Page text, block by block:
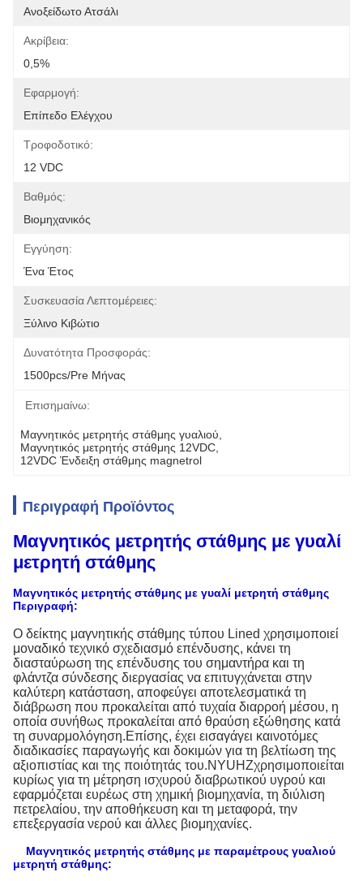
Ανοξείδωτο Ατσάλι
Ακρίβεια:
0,5%
Εφαρμογή:
Επίπεδο Ελέγχου
Τροφοδοτικό:
12 VDC
Βαθμός:
Βιομηχανικός
Εγγύηση:
Ένα Έτος
Συσκευασία Λεπτομέρειες:
Ξύλινο Κιβώτιο
Δυνατότητα Προσφοράς:
1500pcs/pre Μήνας
Επισημαίνω:
Μαγνητικός μετρητής στάθμης γυαλιού
Μαγνητικός μετρητής στάθμης 12VDC
12VDC Ένδειξη στάθμης magnetrol
Περιγραφή Προϊόντος
Μαγνητικός μετρητής στάθμης με γυαλί
μετρητή στάθμης
Μαγνητικός μετρητής στάθμης με γυαλί μετρητή στάθμης
Περιγραφή:
Ο δείκτης μαγνητικής στάθμης τύπου Lined χρησιμοποιεί
μοναδικό τεχνικό σχεδιασμό επένδυσης, κάνει τη
διασταύρωση της επένδυσης του σημαντήρα και τη
φλάντζα σύνδεσης διεργασίας να επιτυγχάνεται στην
καλύτερη κατάσταση, αποφεύγει αποτελεσματικά τη
διάβρωση που προκαλείται από τυχαία διαρροή μέσου, η
οποία συνήθως προκαλείται από θραύση εξώθησης κατά
τη συναρμολόγηση.Επίσης, έχει εισαγάγει καινοτόμες
διαδικασίες παραγωγής και δοκιμών για τη βελτίωση της
αξιοπιστίας και της ποιότητάς του.NYUHZχρησιμοποιείται
κυρίως για τη μέτρηση ισχυρού διαβρωτικού υγρού και
εφαρμόζεται ευρέως στη χημική βιομηχανία, τη διύλιση
πετρελαίου, την αποθήκευση και τη μεταφορά, την
επεξεργασία νερού και άλλες βιομηχανίες.
Μαγνητικός μετρητής στάθμης με παραμέτρους γυαλιού
μετρητή στάθμης: